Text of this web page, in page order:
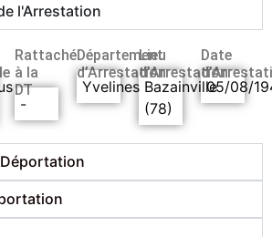
l'Arrestation
Rattaché
à la
DT
-
Département
d’Arrestation
Yvelines
Lieu
d’Arrestation
Bazainville
(78)
Date
05/08/